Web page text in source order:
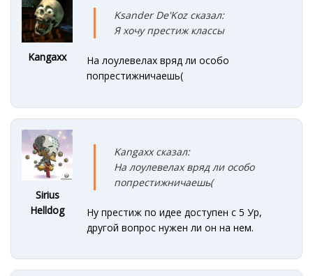
Kangaxx
Ksander De'Koz сказал:
Я хочу престиж классы
На лоулевелах вряд ли особо
попрестижничаешь(
Sirius
Helldog
Kangaxx сказал:
На лоулевелах вряд ли особо
попрестижничаешь(
Ну престиж по идее доступен с 5 Ур,
другой вопрос нужен ли он на нем.